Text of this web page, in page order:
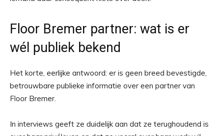
Floor Bremer partner: wat is er
wél publiek bekend
Het korte, eerlijke antwoord: er is geen breed bevestigde,
betrouwbare publieke informatie over een partner van
Floor Bremer.
In interviews geeft ze duidelijk aan dat ze terughoudend is